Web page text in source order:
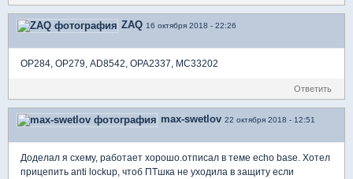
ZAQ 16 октября 2018 - 22:26
OP284, OP279, AD8542, OPA2337, MC33202
Ответить
max-swetlov 22 октября 2018 - 12:51
Доделал я схему, работает хорошо.отписал в теме echo base. Хотел
прицепить anti lockup, чтоб ПТшка не уходила в защиту если